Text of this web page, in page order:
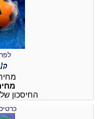
החיסכון שלך: 20.00 ש"ח